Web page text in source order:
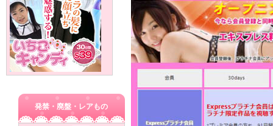
発禁・廃盤・レアもの